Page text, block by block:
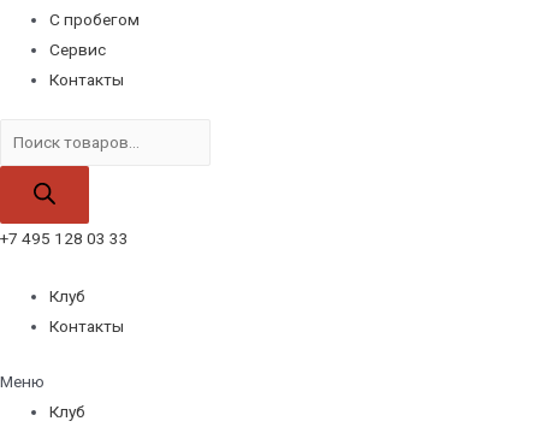
С пробегом
Сервис
Контакты
товаров
+7 495 128 03 33
Клуб
Контакты
Меню
Клуб